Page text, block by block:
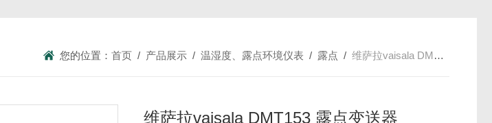
您的位置：首页 / 产品展示 /温湿度、露点环境仪表 / 露点 /维萨拉vaisala DMT153 露点变送器
维萨拉vaisala DMT153 露点变送器